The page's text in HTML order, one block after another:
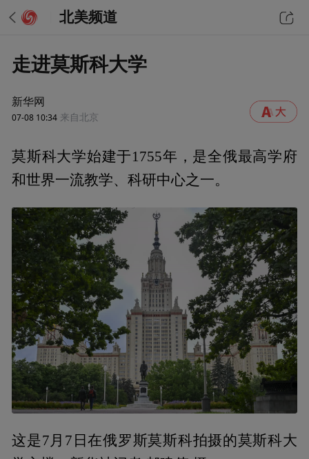
北美频道
走进莫斯科大学
新华网
07-08 10:34 来自北京
莫斯科大学始建于1755年，是全俄最高学府
和世界一流教学、科研中心之一。
这是7月7日在俄罗斯莫斯科拍摄的莫斯科大